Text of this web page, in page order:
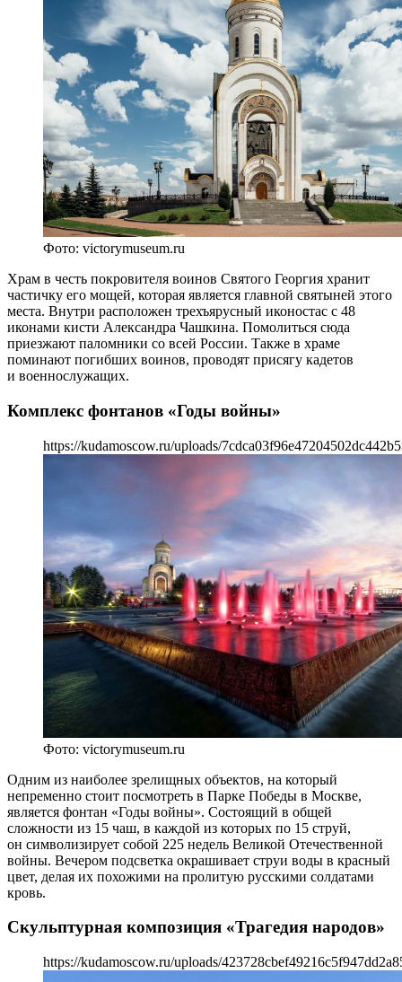
Фото: victorymuseum.ru
Храм в честь покровителя воинов Святого Георгия хранит
частичку его мощей, которая является главной святыней этого
места. Внутри расположен трехъярусный иконостас с 48
иконами кисти Александра Чашкина. Помолиться сюда
приезжают паломники со всей России. Также в храме
поминают погибших воинов, проводят присягу кадетов
и военнослужащих.
Комплекс фонтанов «Годы войны»
https://kudamoscow.ru/uploads/
Фото: victorymuseum.ru
Одним из наиболее зрелищных объектов, на который
непременно стоит посмотреть в Парке Победы в Москве,
является фонтан «Годы войны». Состоящий в общей
сложности из 15 чаш, в каждой из которых по 15 струй,
он символизирует собой 225 недель Великой Отечественной
войны. Вечером подсветка окрашивает струи воды в красный
цвет, делая их похожими на пролитую русскими солдатами
кровь.
Скульптурная композиция «Трагедия народов»
https://kudamoscow.ru/uploads/